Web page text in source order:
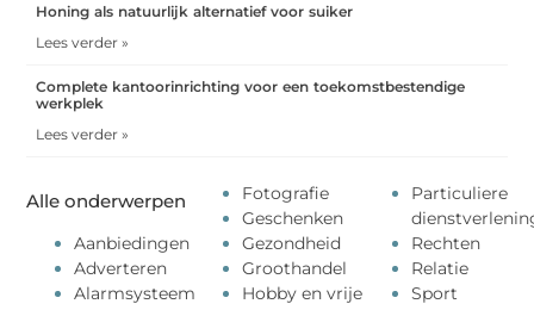
Alle onderwerpen
Aanbiedingen
Adverteren
Alarmsysteem
Fotografie
Geschenken
Gezondheid
Groothandel
Hobby en vrije
Particuliere
Rechten
Relatie
Sport
Honing als natuurlijk alternatief voor suiker
Lees verder »
Complete kantoorinrichting voor een toekomstbestendige
werkplek
Lees verder »